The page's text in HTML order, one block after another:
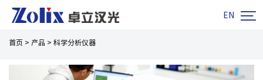
EN 
首页 > 产品 > 科学分析仪器